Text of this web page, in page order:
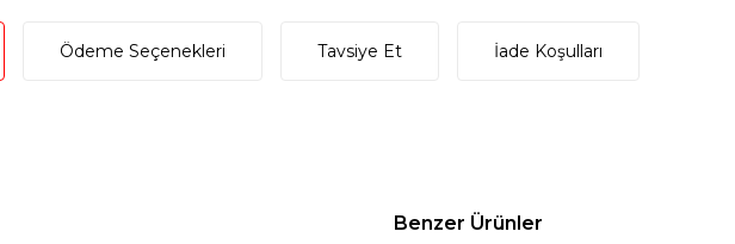
Ödeme Seçenekleri Tavsiye Et İade Koşulları
Benzer Ürünler